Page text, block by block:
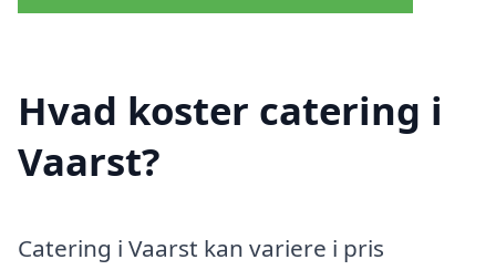
Hvad koster catering i
Vaarst?
Catering i Vaarst kan variere i pris